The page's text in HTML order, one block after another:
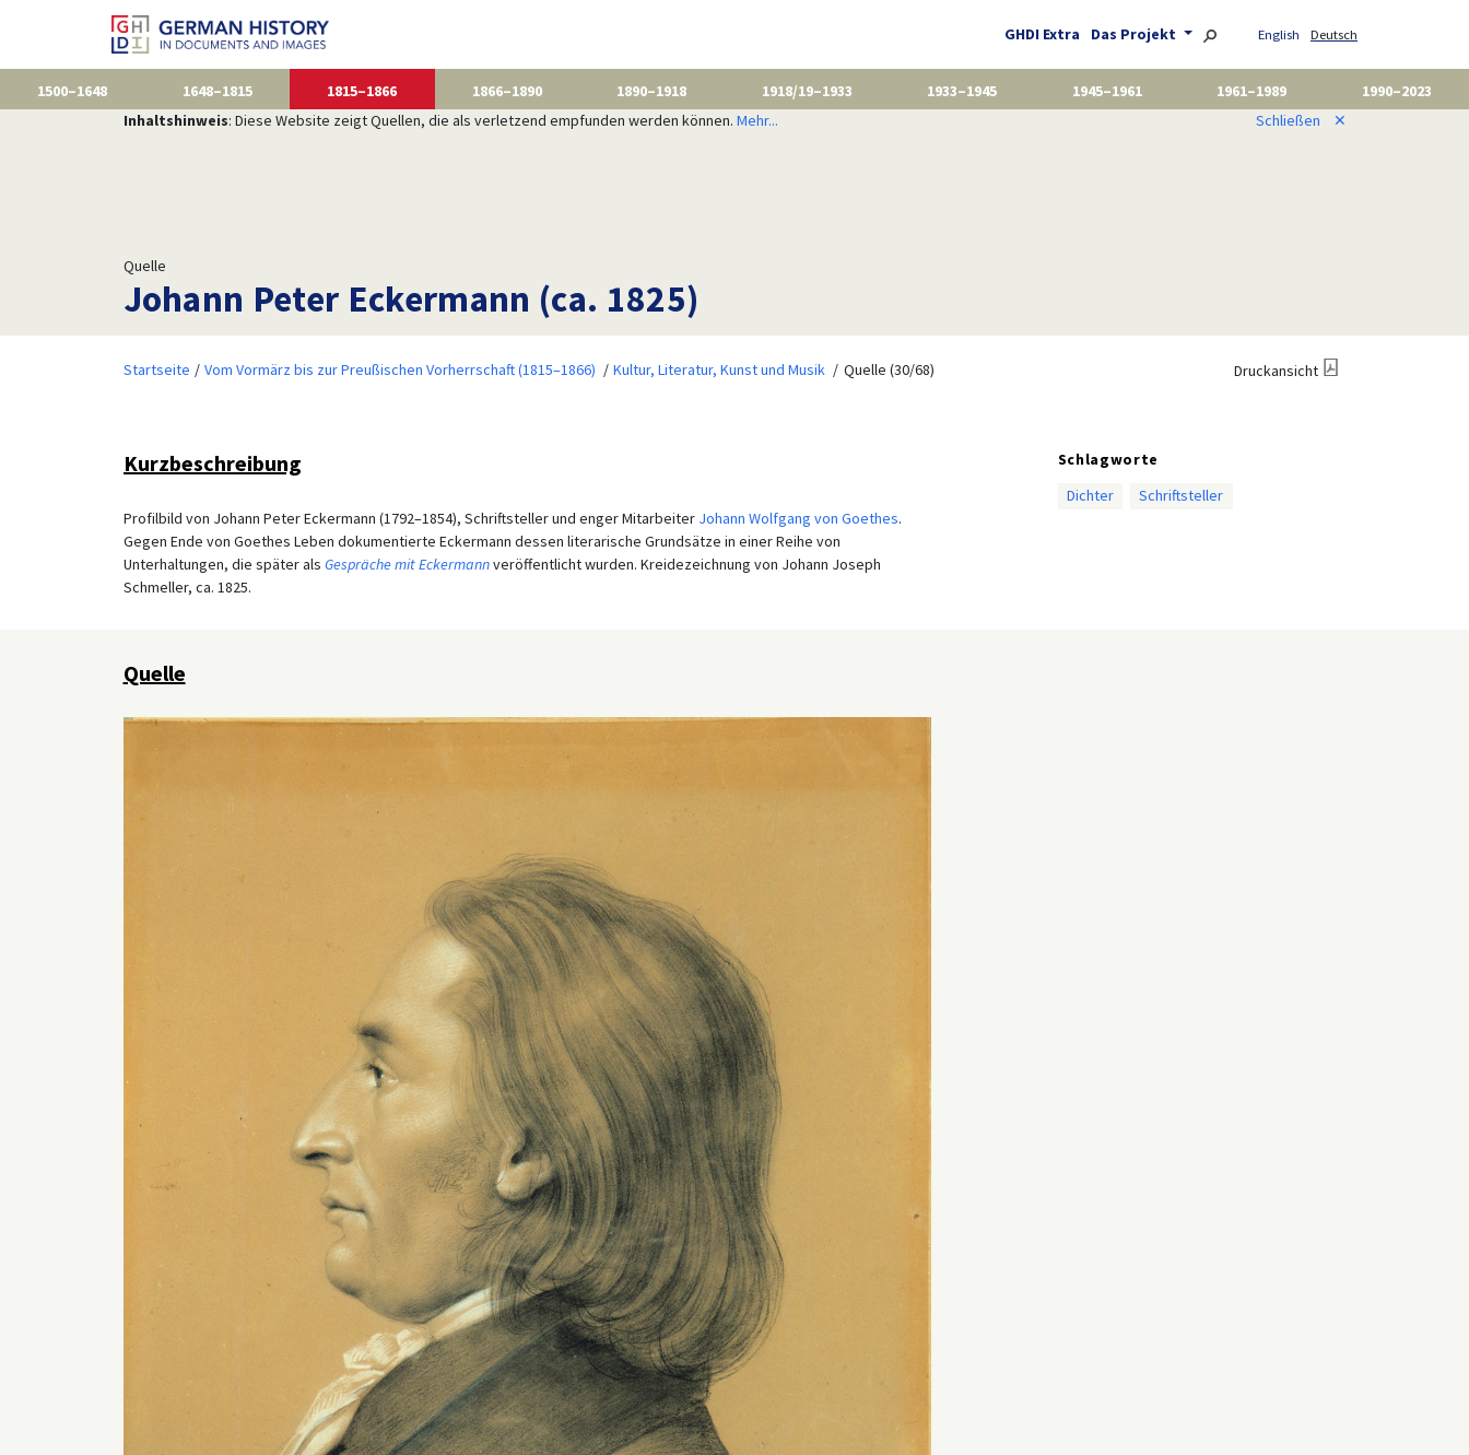
GHDI Extra Das Projekt English Deutsch
1500–1648 1648–1815 1815–1866 1866–1890 1890–1918 1918/19–1933 1933–1945 1945–1961 1961–1989
1990–2023
Inhaltshinweis: Diese Website zeigt Quellen, die als verletzend empfunden werden können. Mehr... Schließen ✕
Quelle
Johann Peter Eckermann (ca. 1825)
Startseite Vom Vormärz bis zur Preußischen Vorherrschaft (1815–1866) Kultur, Literatur, Kunst und Musik Quelle (30/68) Druckansicht
Kurzbeschreibung
Profilbild von Johann Peter Eckermann (1792–1854), Schriftsteller und enger Mitarbeiter Johann Wolfgang von Goethes.
Gegen Ende von Goethes Leben dokumentierte Eckermann dessen literarische Grundsätze in einer Reihe von
Unterhaltungen, die später als Gespräche mit Eckermannveröffentlicht wurden. Kreidezeichnung von Johann Joseph
Schmeller, ca. 1825.
Schlagworte
Dichter
Schriftsteller
Quelle